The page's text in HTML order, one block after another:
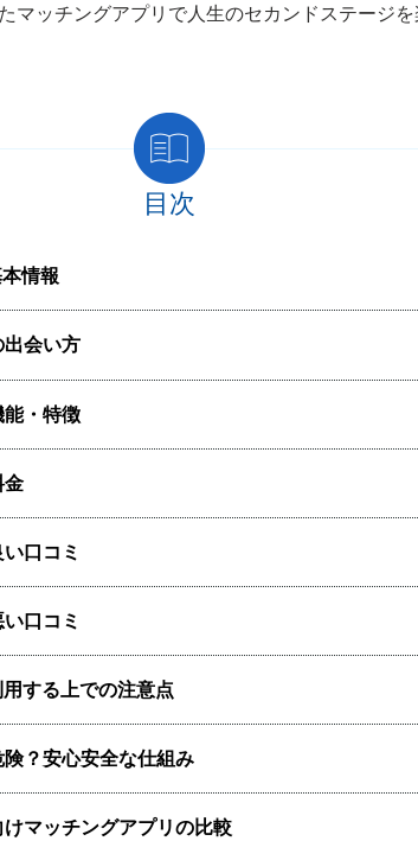
マッチングアプリで人生のセカンドステージを
目次
情報
会い方
・特徴
金
口コミ
口コミ
する上での注意点
？安心安全な仕組み
マッチングアプリの比較